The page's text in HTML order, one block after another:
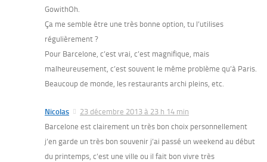
GowithOh.
Ça me semble être une très bonne option, tu l’utilises
régulièrement ?
Pour Barcelone, c’est vrai, c’est magnifique, mais
malheureusement, c’est souvent le même problème qu’à Paris.
Beaucoup de monde, les restaurants archi pleins, etc.
Nicolas
23 décembre 2013 à 23 h 14 min
Barcelone est clairement un très bon choix personnellement
j’en garde un très bon souvenir j’ai passé un weekend au début
du printemps, c’est une ville ou il fait bon vivre très